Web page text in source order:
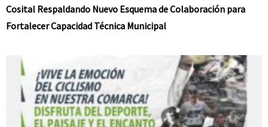
Cosital Respaldando Nuevo Esquema de Colaboración para
Fortalecer Capacidad Técnica Municipal